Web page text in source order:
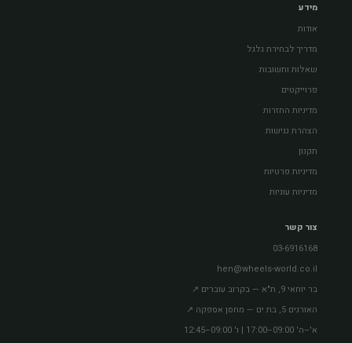
מידע
אודות
מדריך לבחירת גלגל
שאלות ותשובות
פרוייקטים
מדיניות החזרות
הצהרת נגישות
תקנון
מדיניות פרטיות
מדיניות עוגיות
צור קשר
03-6916168
hen@wheels-world.co.il
בר יוחאי 9, ת"א — בקרוב עוברים ↗
האורגים 5, בת ים — מחסן אספקה ↗
א'–ה' 09:00–17:00 | ו' 09:00–12:45